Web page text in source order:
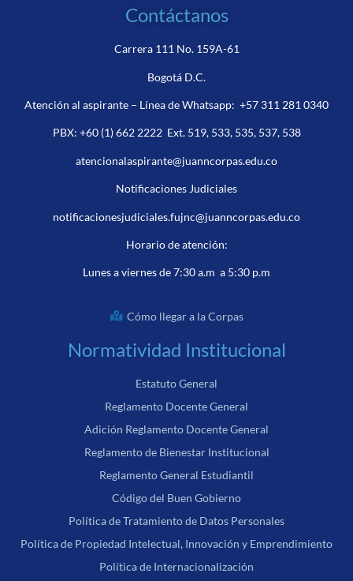
Contáctanos
Carrera 111 No. 159A-61
Bogotá D.C.
Atención al aspirante – Línea de Whatsapp: +57 311 281 0340
PBX: +60 (1) 662 2222Ext. 519, 533, 535, 537, 538
atencionalaspirante@juanncorpas.edu.co
Notificaciones Judiciales
notificacionesjudiciales.fujnc@juanncorpas.edu.co
Horario de atención:
Lunes a viernes de 7:30 a.m a 5:30 p.m
Cómo llegar a la Corpas
Normatividad Institucional
Estatuto General
Reglamento Docente General
Adición Reglamento Docente General
Reglamento de Bienestar Institucional
Reglamento General Estudiantil
Código del Buen Gobierno
Política de Tratamiento de Datos Personales
Política de Propiedad Intelectual, Innovación y Emprendimiento
Política de Internacionalización